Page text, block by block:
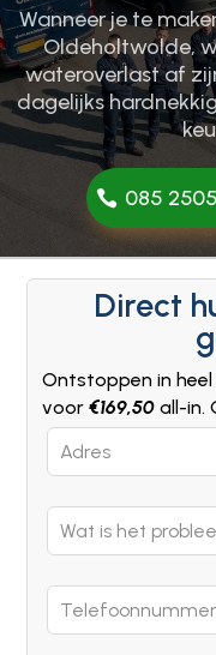
Wanneer je te
Oldeholtwolde,
wateroverlast af
dagelijks
085
Direct
Ontstoppen in heel
voor€169,50 all-in.
Leave
this
blank